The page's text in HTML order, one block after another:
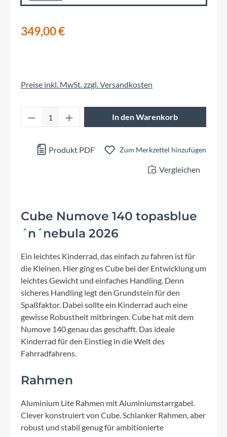
349,00 €
Preise inkl. MwSt. zzgl. Versandkosten
Produkt Anzahl: Gib den gewünschten
In den Warenkorb
Produkt PDF Zum Merkzettel hinzufügen
Vergleichen
Cube Numove 140 topasblue
´n´nebula 2026
Ein leichtes Kinderrad, das einfach zu fahren ist für
die Kleinen. Hier ging es Cube bei der Entwicklung um
leichtes Gewicht und einfaches Handling. Denn
sicheres Handling legt den Grundstein für den
Spaßfaktor. Dabei sollte ein Kinderrad auch eine
gewisse Robustheit mitbringen. Cube hat mit dem
Numove 140 genau das geschafft. Das ideale
Kinderrad für den Einstieg in die Welt des
Fahrradfahrens.
Rahmen
Aluminium Lite Rahmen mit Aluminiumstarrgabel.
Clever konstruiert von Cube. Schlanker Rahmen, aber
robust und stabil genug für ambitionierte